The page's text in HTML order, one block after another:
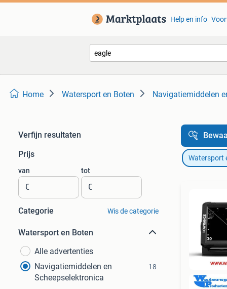
Help en info
Home Watersport en Boten Navigatiemiddelen
Verfijn resultaten
Prijs
van
€
tot
€
Categorie Wis de categorie
Watersport en Boten
Alle advertenties
Navigatiemiddelen en
Scheepselektronica
18
Watersport